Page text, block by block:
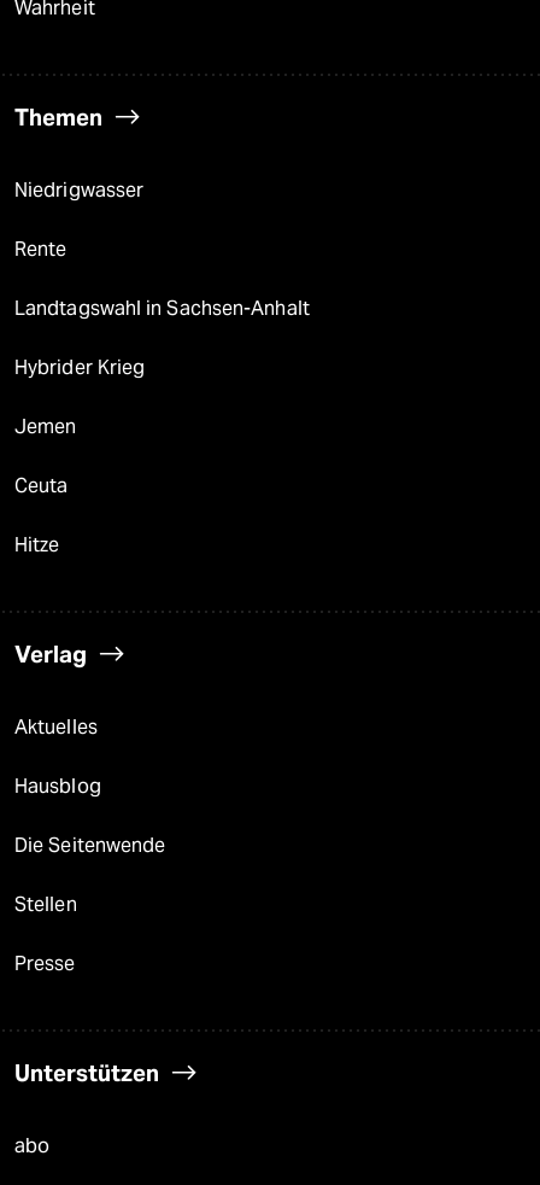
Wahrheit
Themen
Niedrigwasser
Rente
Landtagswahl in Sachsen-Anhalt
Hybrider Krieg
Jemen
Ceuta
Hitze
Verlag
Aktuelles
Hausblog
Die Seitenwende
Stellen
Presse
Unterstützen
abo